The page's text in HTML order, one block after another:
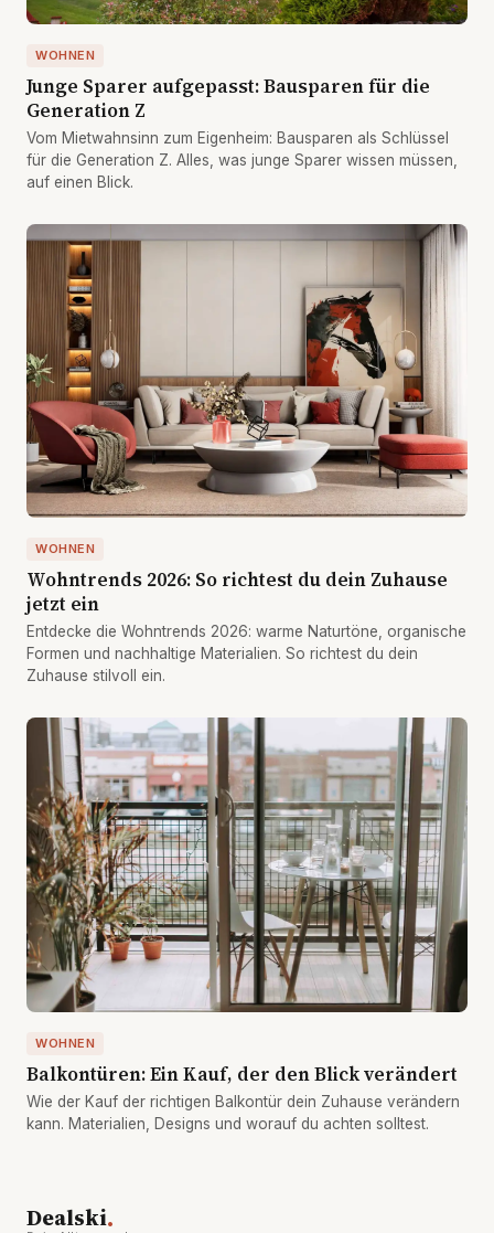
WOHNEN
Junge Sparer aufgepasst: Bausparen für die
Generation Z
Vom Mietwahnsinn zum Eigenheim: Bausparen als Schlüssel
für die Generation Z. Alles, was junge Sparer wissen müssen,
auf einen Blick.
WOHNEN
Wohntrends 2026: So richtest du dein Zuhause
jetzt ein
Entdecke die Wohntrends 2026: warme Naturtöne, organische
Formen und nachhaltige Materialien. So richtest du dein
Zuhause stilvoll ein.
WOHNEN
Balkontüren: Ein Kauf, der den Blick verändert
Wie der Kauf der richtigen Balkontür dein Zuhause verändern
kann. Materialien, Designs und worauf du achten solltest.
Dealski.